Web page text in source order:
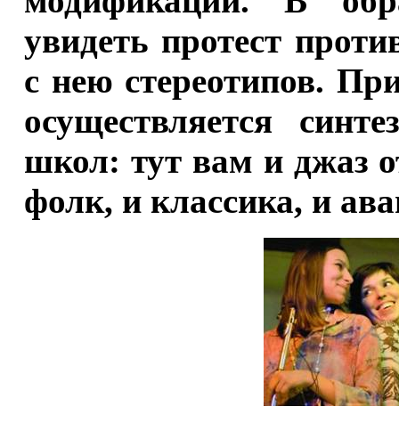
увидеть протест
с нею стереотипов.
осуществляется
школ: тут вам и джаз
фолк, и классика, и